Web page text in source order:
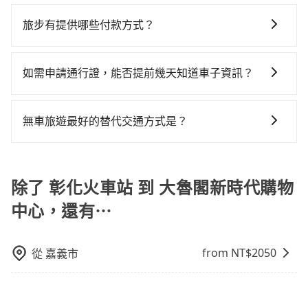
tripool，可能更適合你。
iRent只提供最基本的車型，如Toyota Yaris、Prius C、
最令人詬病的就是車況，打開車門才發現仍有上一組乘
約了時間但上一位用戶卻遲遲尚未歸還，又或者要還車
停靠的地點與你的上下車地點仍有段距離，在遇到下雨
天或者載行李時，就顯得非常不便。
而司機與車輛的詳細資料，將於乘車前一晚八點透過
越低價，如臨時需要，前一天傍晚五點前仍會收單，最
的車型。 五人座驕車可乘坐三位乘客，並可攜帶三個隨
型車可乘坐八位乘客，並可攜帶八個隨身行李與六個30
據情況收取微搬家費用，費用在300至500元之間。
旅步有提供哪些付款方式？
信用卡)、先享後付的AFTEE，您可以在訂單確認後的14
如需申請通行證，能否提前幾天知道車子資訊？
供用車前一天凌晨六點前取消訂單的服務。所以我們會
booking@tripool.app，將有專人協助回覆確認是否能
協助安排。」
無車旅遊最好的替代交通方式是？
公車、捷運、客運等，或者考慮租車。如果您想要更便
利的出行方式，您也可以選擇使用像是旅步提供的包車
服務，由專人到府接送，讓您更加輕鬆自在。
除了 彰化火車站 到 大魯閣新時代購物
中心，還有⋯
從 嘉義市 from NT$2050